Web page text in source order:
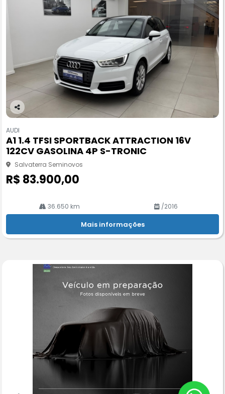
Co
pa
rtil
he
AUDI
A1 1.4 TFSI SPORTBACK ATTRACTION 16V
122CV GASOLINA 4P S-TRONIC
Salvaterra Seminovos
R$ 83.900,00
36.650 km /2016
Mais informações